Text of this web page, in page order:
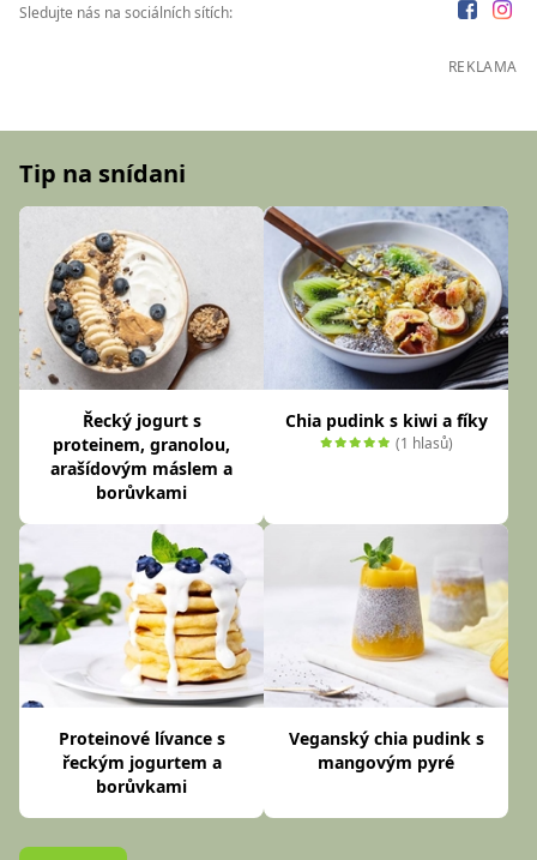
Sledujte nás na sociálních sítích:
REKLAMA
Tip na snídani
Řecký jogurt s
proteinem, granolou,
arašídovým máslem a
borůvkami
Chia pudink s kiwi a fíky
(1 hlasů)
Proteinové lívance s
řeckým jogurtem a
borůvkami
Veganský chia pudink s
mangovým pyré